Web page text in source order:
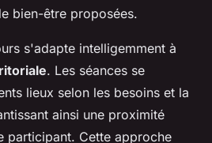
bien-être proposées.
s'adapte intelligemment à
. Les séances se
lieux selon les besoins et la
ainsi une proximité
participant. Cette approche